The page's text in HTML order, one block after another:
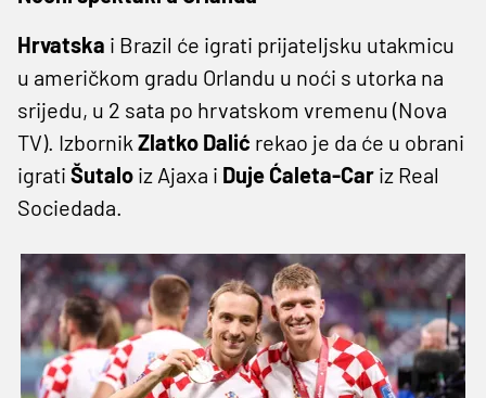
Hrvatska i Brazil će igrati prijateljsku utakmicu
u američkom gradu Orlandu u noći s utorka na
srijedu, u 2 sata po hrvatskom vremenu (Nova
TV). Izbornik Zlatko Dalić rekao je da će u obrani
igrati Šutalo iz Ajaxa i Duje Ćaleta-Car iz Real
Sociedada.